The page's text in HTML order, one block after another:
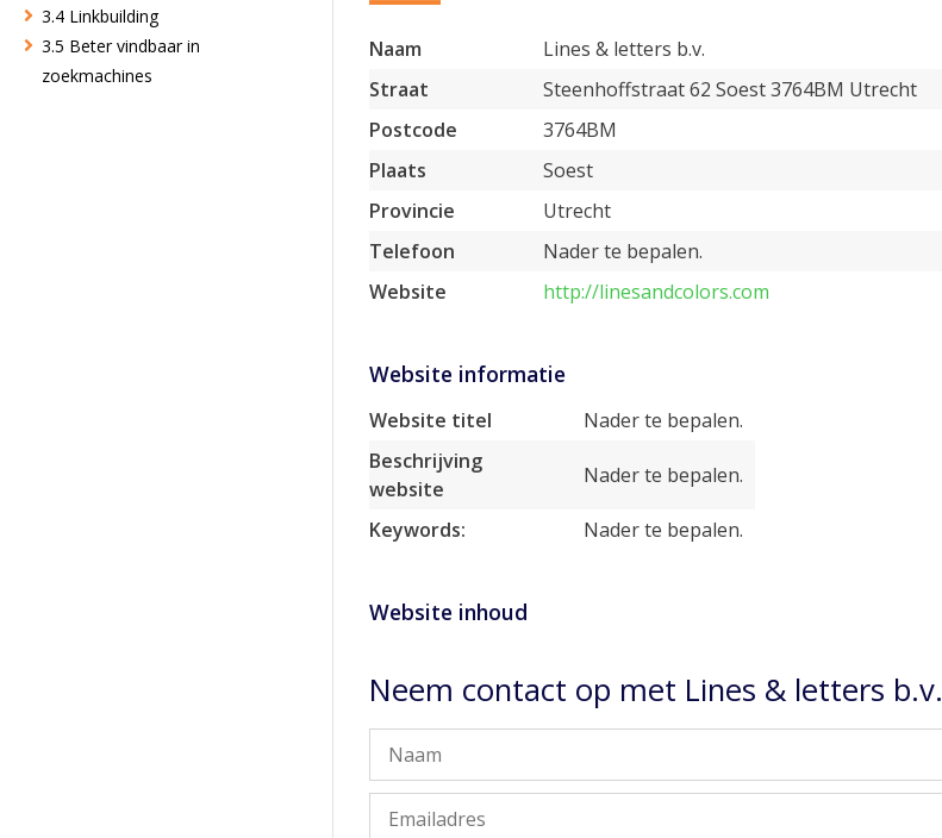
3.4 Linkbuilding
3.5 Beter vindbaar in
zoekmachines
Naam
Lines & letters b.v.
Straat
Steenhoffstraat 62 Soest 3764BM Utrecht
Postcode
3764BM
Plaats
Soest
Provincie
Utrecht
Telefoon
Nader te bepalen.
Website
http://linesandcolors.com
Website informatie
Website titel
Nader te bepalen.
Beschrijving
website
Nader te bepalen.
Keywords: Nader te bepalen.
Website inhoud
Neem contact op met Lines & letters b.v.